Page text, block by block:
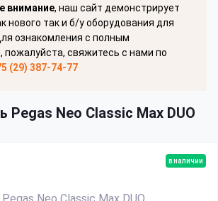
внимание, наш сайт демонстрирует
нового так и б/у оборудования для
ознакомления с полным
пожалуйста, свяжитесь с нами по
(29) 387-74-77
Pegas Neo Classic Max DUO
в наличии